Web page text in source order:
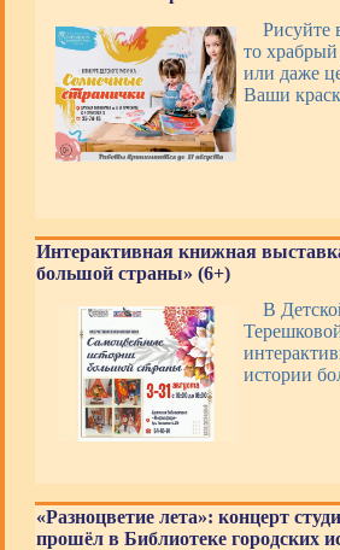
Рисуйте
то
или даже
Ваши
Интерактивная книжная
большой страны» (6+)
В
истории
«Разноцветие лета»: концерт
прошёл в Библиотеке городских